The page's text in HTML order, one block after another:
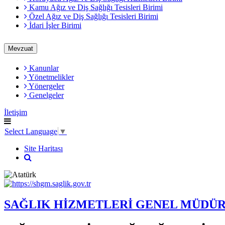
Kamu Ağız ve Diş Sağlığı Tesisleri Birimi
Özel Ağız ve Diş Sağlığı Tesisleri Birimi
İdari İşler Birimi
Mevzuat
Kanunlar
Yönetmelikler
Yönergeler
Genelgeler
İletişim
Select Language ▼
Site Haritası
SAĞLIK HİZMETLERİ GENEL